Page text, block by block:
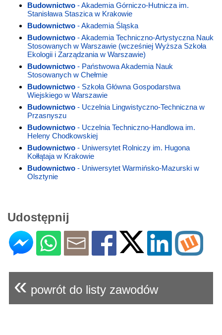
Budownictwo - Akademia Górniczo-Hutnicza im.
Stanisława Staszica w Krakowie
Budownictwo - Akademia Śląska
Budownictwo - Akademia Techniczno-Artystyczna Nauk
Stosowanych w Warszawie (wcześniej Wyższa Szkoła
Ekologii i Zarządzania w Warszawie)
Budownictwo - Państwowa Akademia Nauk
Stosowanych w Chełmie
Budownictwo - Szkoła Główna Gospodarstwa
Wiejskiego w Warszawie
Budownictwo - Uczelnia Lingwistyczno-Techniczna w
Przasnyszu
Budownictwo - Uczelnia Techniczno-Handlowa im.
Heleny Chodkowskiej
Budownictwo - Uniwersytet Rolniczy im. Hugona
Kołłątaja w Krakowie
Budownictwo - Uniwersytet Warmińsko-Mazurski w
Olsztynie
Udostępnij
« powrót do listy zawodów